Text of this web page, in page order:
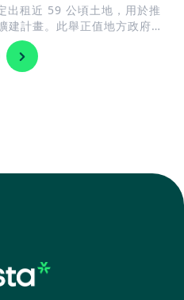
出租近 59 公頃土地，用於推
計畫。此舉正值地方政府加
機場 即將投入營運，同時持續
業日益增加的投資需求。